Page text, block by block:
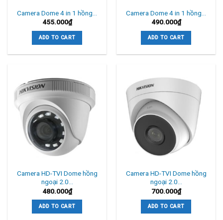
Camera Dome 4 in 1 hồng…
455.000₫
ADD TO CART
Camera Dome 4 in 1 hồng…
490.000₫
ADD TO CART
Camera HD-TVI Dome hồng
ngoại 2.0…
480.000₫
ADD TO CART
Camera HD-TVI Dome hồng
ngoại 2.0…
700.000₫
ADD TO CART